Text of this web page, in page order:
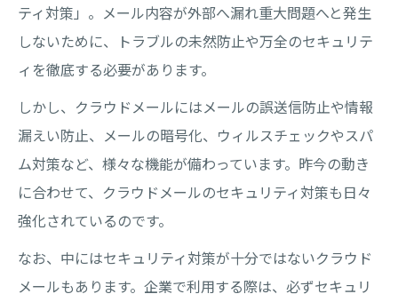
ティ対策」。メール内容が外部へ漏れ重大問題へと発生
しないために、トラブルの未然防止や万全のセキュリテ
ィを徹底する必要があります。
しかし、クラウドメールにはメールの誤送信防止や情報
漏えい防止、メールの暗号化、ウィルスチェックやスパ
ム対策など、様々な機能が備わっています。昨今の動き
に合わせて、クラウドメールのセキュリティ対策も日々
強化されているのです。
なお、中にはセキュリティ対策が十分ではないクラウド
メールもあります。企業で利用する際は、必ずセキュリ